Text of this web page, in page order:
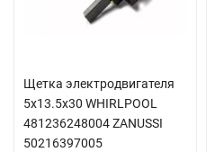
Щетка электродвигателя
5x13.5x30 WHIRLPOOL
481236248004 ZANUSSI
50216397005